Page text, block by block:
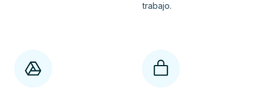
trabajo.